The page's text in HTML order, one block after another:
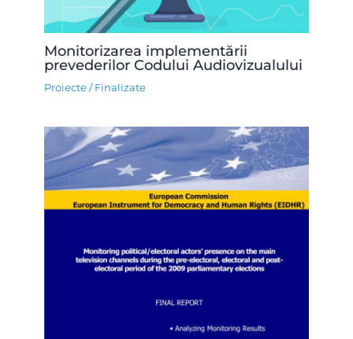
Monitorizarea implementării
prevederilor Codului Audiovizualului
Proiecte / Finalizate